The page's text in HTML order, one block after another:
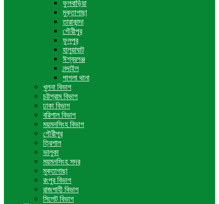
ফুলবাড়িয়া
মুক্তাগাছা
তারাকান্দা
গৌরীপুর
ফুলপুর
হালুয়াঘাট
ঈশ্বরগঞ্জ
নন্দাইল
পাগলা থানা
খুলনা বিভাগ
চট্টগ্রাম বিভাগ
ঢাকা বিভাগ
বরিশাল বিভাগ
ময়মনসিংহ বিভাগ
গৌরীপুর
ত্রিশাল
ভালুকা
ময়মনসিংহ সদর
মুক্তাগাছা
রংপুর বিভাগ
রাজশাহী বিভাগ
সিলেট বিভাগ